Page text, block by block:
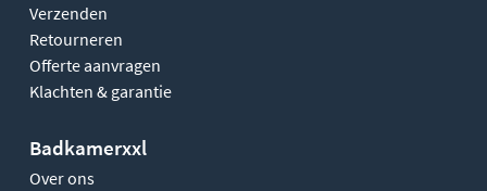
Verzenden
Retourneren
Offerte aanvragen
Klachten & garantie
Badkamerxxl
Over ons